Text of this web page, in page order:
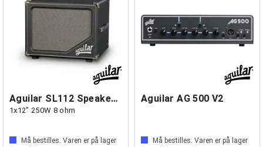
Aguilar SL112 Speakers SL Series
1x12" 250W 8 ohm
Må bestilles. Varen er på lager
Aguilar AG 500 V2
Må bestilles. Varen er på lager